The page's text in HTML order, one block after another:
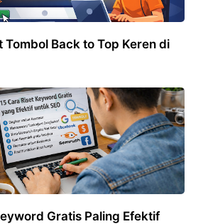
Tombol Back to Top Keren di
Gratis Paling Efektif